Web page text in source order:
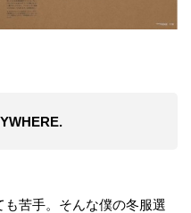
苦手。そんな僕の冬服選